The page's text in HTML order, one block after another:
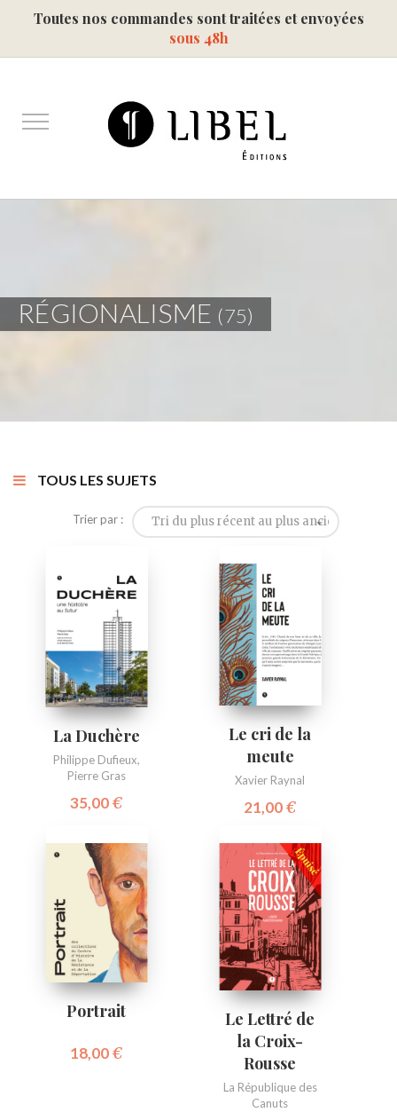
Toutes nos commandes sont traitées et envoyées
sous 48h
RÉGIONALISME (75)
TOUS LES SUJETS
Trier par : Tri du plus récent au plus ancien
La Duchère
Philippe Dufieux,
Pierre Gras
35,00€
Le cri de la
meute
Xavier Raynal
21,00€
Portrait
18,00€
Le Lettré de
la Croix-
Rousse
La République des
Canuts